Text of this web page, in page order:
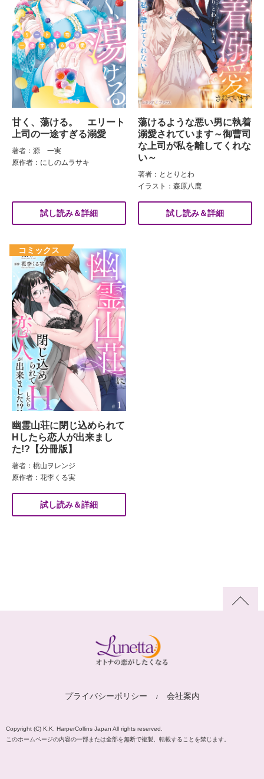
甘く、蕩ける。 エリート
上司の一途すぎる溺愛
著者：源 一実
原作者：にしのムラサキ
試し読み＆詳細
蕩けるような悪い男に執着
溺愛されています～御曹司
な上司が私を離してくれな
い～
著者：ととりとわ
イラスト：森原八鹿
試し読み＆詳細
幽霊山荘に閉じ込められて
Hしたら恋人が出来まし
た!?【分冊版】
著者：桃山ヲレンジ
原作者：花李くる実
試し読み＆詳細
プライバシーポリシー 会社案内
Copyright (C) K.K. HarperCollins Japan All rights reserved.
このホームページの内容の一部または全部を無断で複製、転載することを禁じます。